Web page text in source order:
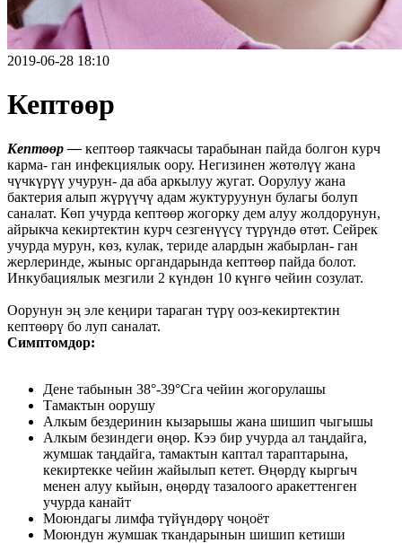
2019-06-28 18:10
Кептөөр
Кептөөр — кептөөр таякчасы тарабынан пайда болгон курч
карма- ган инфекциялык оору. Негизинен жөтөлүү жана
чүчкүрүү учурун- да аба аркылуу жугат. Оорулуу жана
бактерия алып жүрүүчү адам жуктуруунун булагы болуп
саналат. Көп учурда кептөөр жогорку дем алуу жолдорунун,
айрыкча кекиртектин курч сезгенүүсү түрүндө өтөт. Сейрек
учурда мурун, көз, кулак, териде алардын жабырлан- ган
жерлеринде, жыныс органдарында кептөөр пайда болот.
Инкубациялык мезгили 2 күндөн 10 күнгө чейин созулат.
Оорунун эң эле кеңири тараган түрү ооз-кекиртектин
кептөөрү бо луп саналат.
Симптомдор:
Дене табынын 38°-39°Сга чейин жогорулашы
Тамактын оорушу
Алкым бездеринин кызарышы жана шишип чыгышы
Алкым безиндеги өңөр. Кээ бир учурда ал таңдайга,
жумшак таңдайга, тамактын каптал тараптарына,
кекиртекке чейин жайылып кетет. Өңөрдү кыргыч
менен алуу кыйын, өңөрдү тазалоого аракеттенген
учурда канайт
Моюндагы лимфа түйүндөрү чоңоёт
Моюндун жумшак ткандарынын шишип кетиши